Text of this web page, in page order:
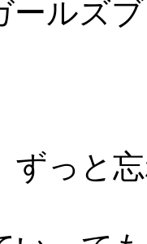
ールズ
ずっと